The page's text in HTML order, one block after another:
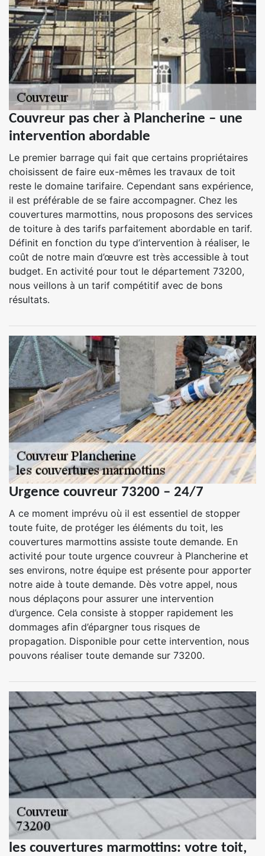
Couvreur pas cher à Plancherine – une
intervention abordable
Le premier barrage qui fait que certains propriétaires
choisissent de faire eux-mêmes les travaux de toit
reste le domaine tarifaire. Cependant sans expérience,
il est préférable de se faire accompagner. Chez les
couvertures marmottins, nous proposons des services
de toiture à des tarifs parfaitement abordable en tarif.
Définit en fonction du type d’intervention à réaliser, le
coût de notre main d’œuvre est très accessible à tout
budget. En activité pour tout le département 73200,
nous veillons à un tarif compétitif avec de bons
résultats.
Urgence couvreur 73200 – 24/7
A ce moment imprévu où il est essentiel de stopper
toute fuite, de protéger les éléments du toit, les
couvertures marmottins assiste toute demande. En
activité pour toute urgence couvreur à Plancherine et
ses environs, notre équipe est présente pour apporter
notre aide à toute demande. Dès votre appel, nous
nous déplaçons pour assurer une intervention
d’urgence. Cela consiste à stopper rapidement les
dommages afin d’épargner tous risques de
propagation. Disponible pour cette intervention, nous
pouvons réaliser toute demande sur 73200.
les couvertures marmottins: votre toit,